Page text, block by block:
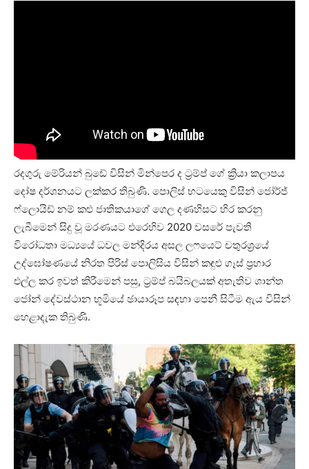
රදගුරු මේරියන් බුඩේ විසින් මින්පෙර ද ට්‍රම්ප් ගේ ක්‍රියා කලාපය
දෝෂ දර්ශනයට ලක්කර තිබුණි. පොලිස් භටයෙකු විසින් ජෝර්ජ්
ෆ්ලොයිඩ් නම් කළු ජාතිකයාගේ ගෙල දණහිසට හිර කරනු
ලැබීමෙන් සිදු වූ මරණයට එරෙහිව 2020 වසරේ පැවති
විරෝධතා මධ්‍යයේ ධවල මන්දිරය අසල ලෆයෙට් චතුරශ්‍රයේ
උද්ඝෝෂණයේ නිරත පිරිස් පොලිසිය විසින් කඳුළු ගෑස් ප්‍රහාර
එල්ල කර ඉවත් කිරීමෙන් පසු, ට්‍රම්ප් බයිබලයක් අතැතිව ශාන්ත
ජෝන් දේවස්ථාන භූමියේ ඡායාරූප සඳහා පෙනී සිටීම ඇය විසින්
හෙළාදැක තිබුණි.